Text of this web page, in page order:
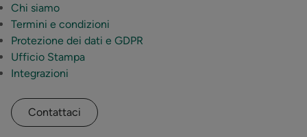
Chi siamo
Termini e condizioni
Protezione dei dati e GDPR
Ufficio Stampa
Integrazioni
Contattaci